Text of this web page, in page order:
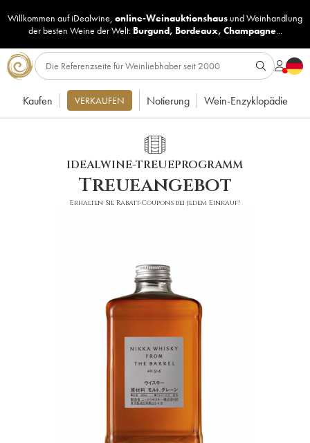
Willkommen auf iDealwine, online-Weinauktionshaus undWeinhandlung
der besten Weine der Welt: Burgund, Bordeaux, Champagne...
Kaufen VERKAUFEN Notierung Wein-Enzyklopädie
IDEALWINE-TREUEPROGRAMM
Treueangebot
Erhalten Sie Rabatt-Coupons bei jedem Einkauf!